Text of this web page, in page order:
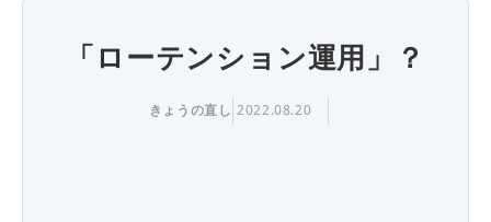
「ローテンション運用」？
きょうの直し 2022.08.20